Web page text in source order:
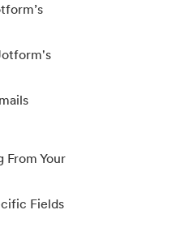
From Your
Fields